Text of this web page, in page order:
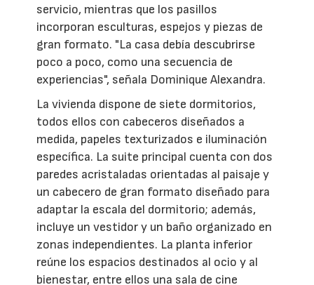
servicio, mientras que los pasillos
incorporan esculturas, espejos y piezas de
gran formato. "La casa debía descubrirse
poco a poco, como una secuencia de
experiencias", señala Dominique Alexandra.
La vivienda dispone de siete dormitorios,
todos ellos con cabeceros diseñados a
medida, papeles texturizados e iluminación
específica. La suite principal cuenta con dos
paredes acristaladas orientadas al paisaje y
un cabecero de gran formato diseñado para
adaptar la escala del dormitorio; además,
incluye un vestidor y un baño organizado en
zonas independientes. La planta inferior
reúne los espacios destinados al ocio y al
bienestar, entre ellos una sala de cine